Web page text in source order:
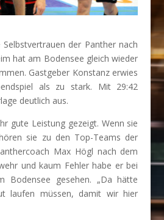
der Panther nach
hat am Bodensee gleich wieder
Gastgeber Konstanz erwies
als zu stark. Mit 29:42
deutlich aus.
gute Leistung gezeigt. Wenn sie
sie zu den Top-Teams der
Max Högl nach dem
und kaum Fehler habe er bei
Bodensee gesehen. „Da hätte
laufen müssen, damit wir hier